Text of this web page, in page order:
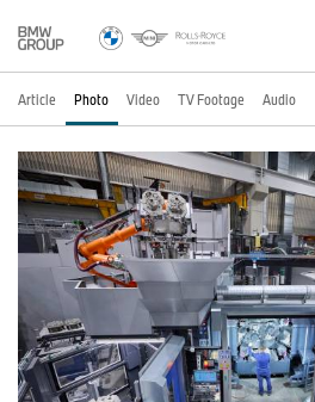
Article Photo Video TV Footage Audio